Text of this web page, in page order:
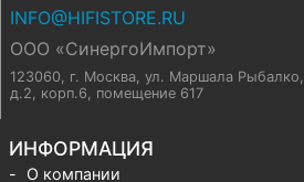
INFO@HIFISTORE.RU
ООО «СинергоИмпорт»
123060, г. Москва, ул. Маршала Рыбалко,
д.2, корп.6, помещение 617
ИНФОРМАЦИЯ
О компании